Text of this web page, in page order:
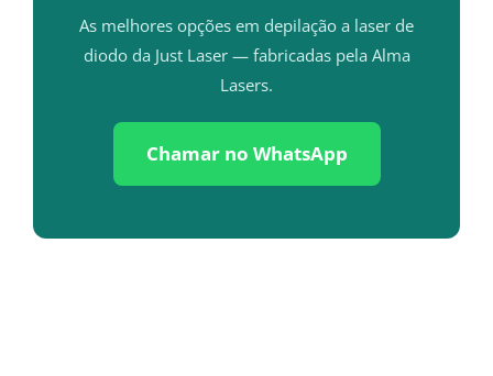
As melhores opções em depilação a laser de
diodo da Just Laser — fabricadas pela Alma
Lasers.
Chamar no WhatsApp